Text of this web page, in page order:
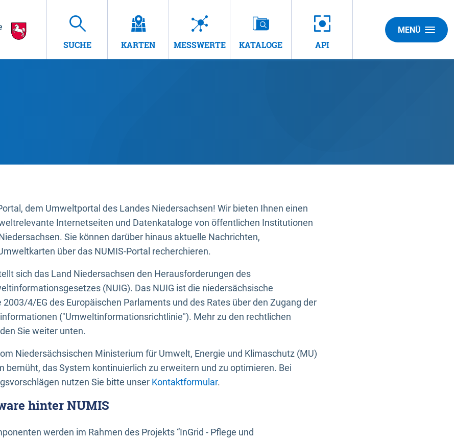
SUCHE KARTEN MESSWERTE KATALOGE API
MENÜ
dem Umweltportal des Landes Niedersachsen! Wir bieten Ihnen einen
Internetseiten und Datenkataloge von öffentlichen Institutionen
Sie können darüber hinaus aktuelle Nachrichten,
über das NUMIS-Portal recherchieren.
sich das Land Niedersachsen den Herausforderungen des
(NUIG). Das NUIG ist die niedersächsische
4/EG des Europäischen Parlaments und des Rates über den Zugang der
("Umweltinformationsrichtlinie"). Mehr zu den rechtlichen
Sie weiter unten.
Niedersächsischen Ministerium für Umwelt, Energie und Klimaschutz (MU)
bemüht, das System kontinuierlich zu erweitern und zu optimieren. Bei
nutzen Sie bitte unser Kontaktformular.
hinter NUMIS
werden im Rahmen des Projekts “InGrid - Pflege und